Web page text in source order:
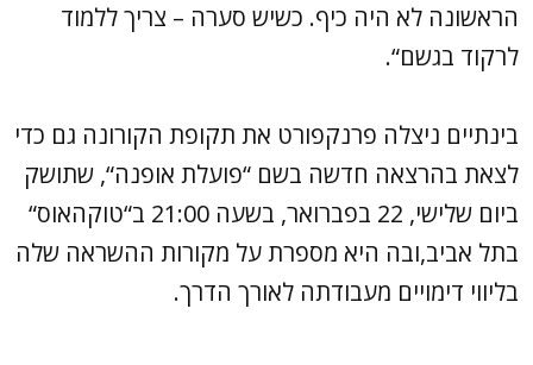
הראשונה לא היה כיף. כשיש סערה – צריך ללמוד
לרקוד בגשם“.
בינתיים ניצלה פרנקפורט את תקופת הקורונה גם כדי
לצאת בהרצאה חדשה בשם “פועלת אופנה“, שתושק
ביום שלישי, 22 בפברואר, בשעה 21:00 ב“טוקהאוס“
בתל אביב,ובה היא מספרת על מקורות ההשראה שלה
בליווי דימויים מעבודתה לאורך הדרך.